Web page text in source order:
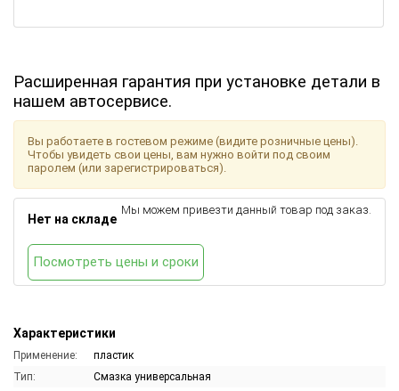
Расширенная гарантия при установке детали в
нашем автосервисе.
Характеристики
Применение:
пластик
Тип:
Смазка универсальная
Вы работаете в гостевом режиме (видите розничные цены).
Чтобы увидеть свои цены, вам нужно войти под своим
паролем (или зарегистрироваться).
Нет на складе
Мы можем привезти данный товар под заказ.
Посмотреть цены и сроки